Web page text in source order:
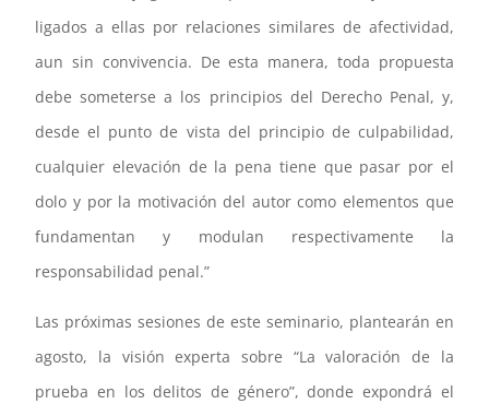
ligados a ellas por relaciones similares de afectividad,
aun sin convivencia. De esta manera, toda propuesta
debe someterse a los principios del Derecho Penal, y,
desde el punto de vista del principio de culpabilidad,
cualquier elevación de la pena tiene que pasar por el
dolo y por la motivación del autor como elementos que
fundamentan y modulan respectivamente la
responsabilidad penal.”
Las próximas sesiones de este seminario, plantearán en
agosto, la visión experta sobre “La valoración de la
prueba en los delitos de género”, donde expondrá el